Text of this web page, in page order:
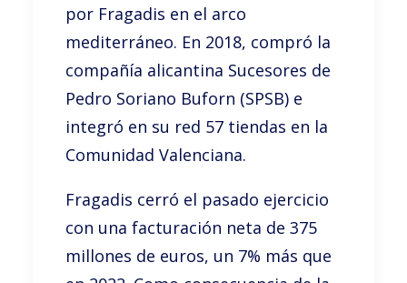
por Fragadis en el arco
mediterráneo. En 2018, compró la
compañía alicantina Sucesores de
Pedro Soriano Buforn (SPSB) e
integró en su red 57 tiendas en la
Comunidad Valenciana.
Fragadis cerró el pasado ejercicio
con una facturación neta de 375
millones de euros, un 7% más que